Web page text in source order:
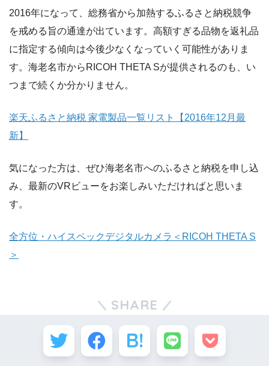
2016年になって、総務省から加熱するふるさと納税競争
を戒める旨の通達が出ています。高額すぎる品物を返礼品
に指定する傾向は今後少なくなっていく可能性がありま
す。海老名市からRICOH THETA Sが提供されるのも、い
つまで続くか分かりません。
楽天ふるさと納税 家電製品一覧リスト【2016年12月最
新】
気になった方は、ぜひ海老名市へのふるさと納税を申し込
み、最新のVRビューをお楽しみいただければと思いま
す。
全方位・ハイスペックデジタルカメラ＜RICOH THETA S
＞
SHARE